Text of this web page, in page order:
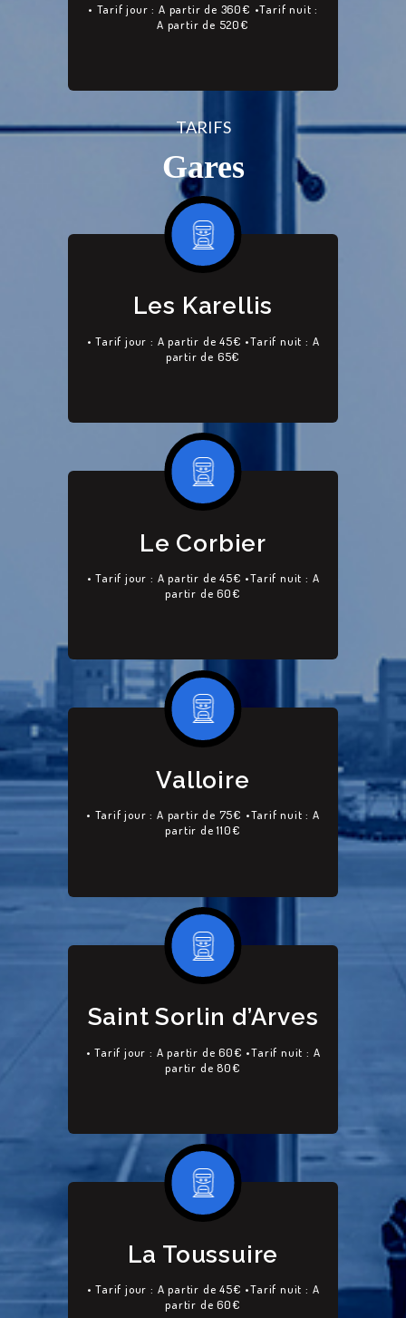
• Tarif jour : A partir de 360€ •Tarif nuit :
A partir de 520€
TARIFS
Gares
Les Karellis
• Tarif jour : A partir de 45€ •Tarif nuit : A
partir de 65€
Le Corbier
• Tarif jour : A partir de 45€ •Tarif nuit : A
partir de 60€
Valloire
• Tarif jour : A partir de 75€ •Tarif nuit : A
partir de 110€
Saint Sorlin d’Arves
• Tarif jour : A partir de 60€ •Tarif nuit : A
partir de 80€
La Toussuire
• Tarif jour : A partir de 45€ •Tarif nuit : A
partir de 60€